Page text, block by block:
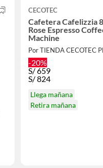
CECOTEC
Cafetera Cafelizzia
Rose Espresso
Machine
Por TIENDA CECOTEC
-20%
S/659
S/824
Llega mañana
Retira mañana